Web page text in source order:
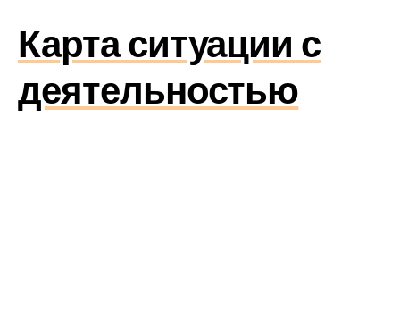
Карта ситуации с
деятельностью